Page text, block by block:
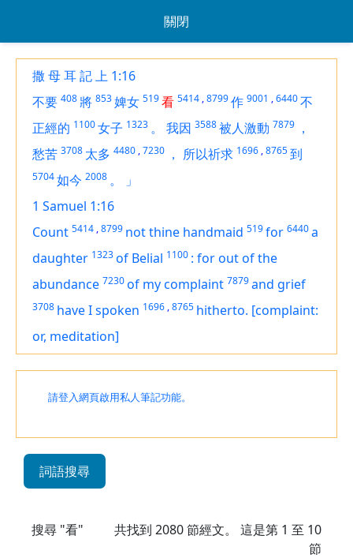
關閉
撒 母 耳 記 上 1:16
不要 408 將 853婢女 519看 5414 ,8799作 9001 ,6440不
正經的 1100女子 1323 。 我因 3588被人激動 7879 ，
愁苦 3708 太多 4480 ,7230 ， 所以祈求 1696 ,8765到
5704如今 2008 。
」
1 Samuel 1:16
Count 5414 ,8799 not thine handmaid 519for 6440a
daughter 1323of Belial 1100 : for out of the
abundance 7230of my complaint 7879and grief
3708 have I spoken 1696 ,8765 hitherto. [complaint:
or, meditation]
請登入網頁啟用私人筆記功能。
詞語搜尋
搜尋 "看" 共找到 2080節經文。 這是第 1 至 10
節